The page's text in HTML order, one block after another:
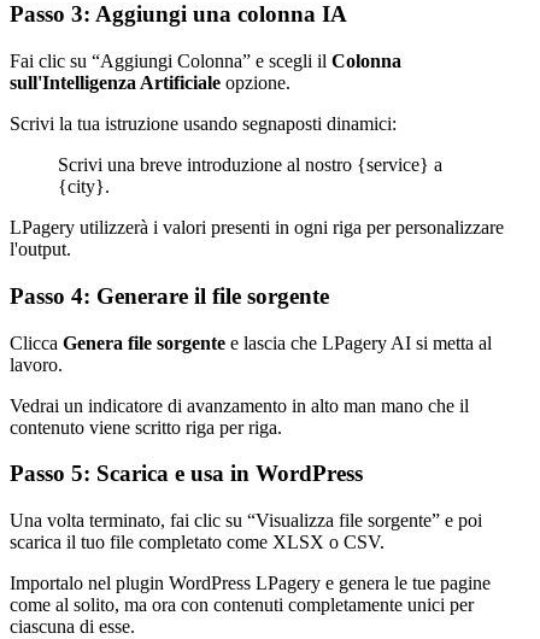
Passo 3: Aggiungi una colonna IA
Fai clic su “Aggiungi Colonna” e scegli il Colonna
sull'Intelligenza Artificiale opzione.
Scrivi la tua istruzione usando segnaposti dinamici:
Scrivi una breve introduzione al nostro {service} a
{city}.
LPagery utilizzerà i valori presenti in ogni riga per personalizzare
l'output.
Passo 4: Generare il file sorgente
Clicca Genera file sorgente e lascia che LPagery AI si metta al
lavoro.
Vedrai un indicatore di avanzamento in alto man mano che il
contenuto viene scritto riga per riga.
Passo 5: Scarica e usa in WordPress
Una volta terminato, fai clic su “Visualizza file sorgente” e poi
scarica il tuo file completato come XLSX o CSV.
Importalo nel plugin WordPress LPagery e genera le tue pagine
come al solito, ma ora con contenuti completamente unici per
ciascuna di esse.